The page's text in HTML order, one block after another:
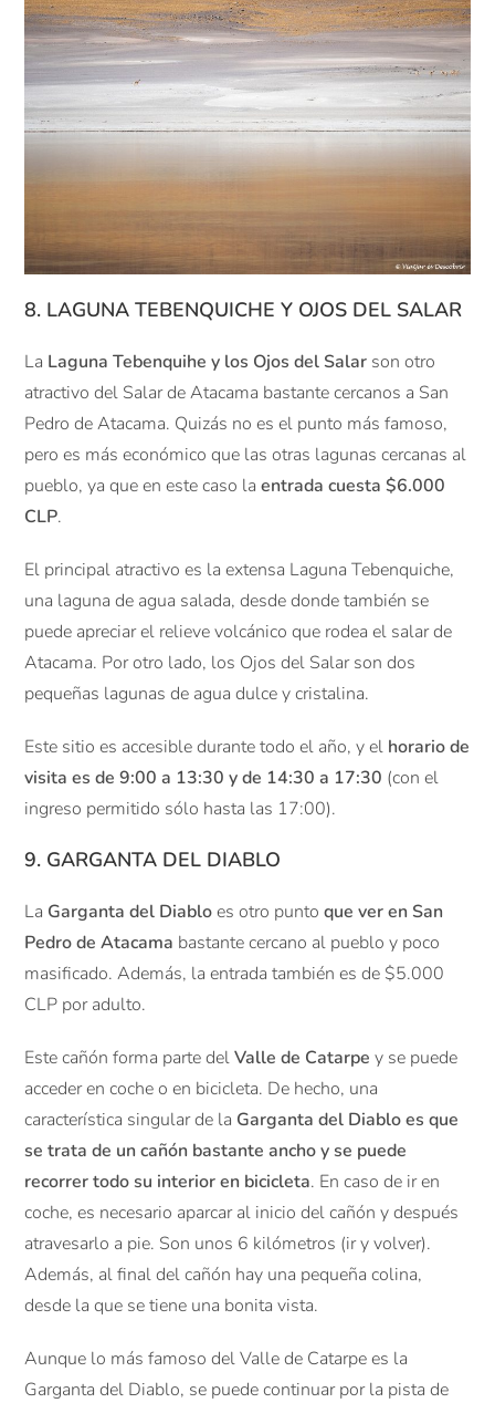
8. LAGUNA TEBENQUICHE Y OJOS DEL SALAR
La Laguna Tebenquihe y los Ojos del Salar son otro
atractivo del Salar de Atacama bastante cercanos a San
Pedro de Atacama. Quizás no es el punto más famoso,
pero es más económico que las otras lagunas cercanas al
pueblo, ya que en este caso laentrada cuesta $6.000
CLP.
El principal atractivo es la extensa Laguna Tebenquiche,
una laguna de agua salada, desde donde también se
puede apreciar el relieve volcánico que rodea el salar de
Atacama. Por otro lado, los Ojos del Salar son dos
pequeñas lagunas de agua dulce y cristalina.
Este sitio es accesible durante todo el año, y el horario de
visita es de 9:00 a 13:30 y de 14:30 a 17:30 (con el
ingreso permitido sólo hasta las 17:00).
9. GARGANTA DEL DIABLO
La Garganta del Diabloes otro puntoque ver en San
Pedro de Atacama bastante cercano al pueblo y poco
masificado. Además, la entrada también es de $5.000
CLP por adulto.
Este cañón forma parte delValle de Catarpe y se puede
acceder en coche o en bicicleta. De hecho, una
característica singular de la Garganta del Diablo es que
se trata de un cañón bastante ancho y se puede
recorrer todo su interior en bicicleta. En caso de ir en
coche, es necesario aparcar al inicio del cañón y después
atravesarlo a pie. Son unos 6 kilómetros (ir y volver).
Además, al final del cañón hay una pequeña colina,
desde la que se tiene una bonita vista.
Aunque lo más famoso del Valle de Catarpe es la
Garganta del Diablo, se puede continuar por la pista de